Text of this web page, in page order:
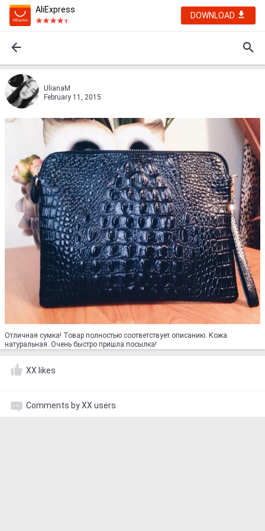
AliExpress
DOWNLOAD
UlianaM
February 11, 2015
Отличная сумка! Товар полностью соответствует описанию. Кожа
натуральная. Очень быстро пришла посылка!
XX likes
Comments by XX users